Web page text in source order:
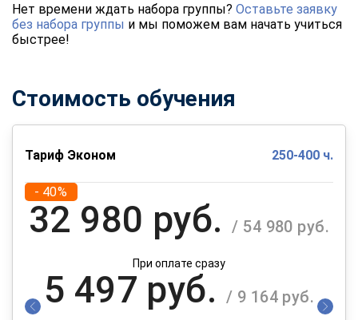
Нет времени ждать набора группы? Оставьте заявку
без набора группы и мы поможем вам начать учиться
быстрее!
Стоимость обучения
Тариф Эконом 250-400 ч.
- 40%
32 980 руб. / 54 980 руб.
При оплате сразу
5 497 руб. / 9 164 руб.